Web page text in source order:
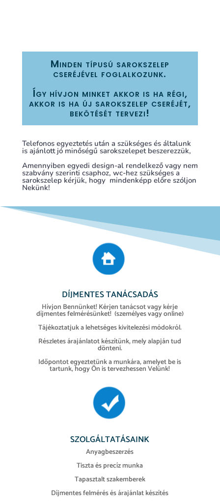
Minden típusú sarokszelep
cseréjével foglalkozunk.
Így hívjon minket akkor is ha régi,
akkor is ha új sarokszelep cseréjét,
bekötését tervezi!
Telefonos egyeztetés után a szükséges és általunk
is ajánlott jó minőségű sarokszelepet beszerezzük,
Amennyiben egyedi design-al rendelkező vagy nem
szabvány szerinti csaphoz, wc-hez szükséges a
sarokszelep kérjük, hogy mindenképp előre szóljon
Nekünk!
DÍJMENTES TANÁCSADÁS
Hívjon Bennünket! Kérjen tanácsot vagy kérje
díjmentes felmérésünket! (személyes vagy online)
Tájékoztatjuk a lehetséges kivitelezési módokról.
Részletes árajánlatot készítünk, mely alapján tud
dönteni.
Időpontot egyeztetünk a munkára, amelyet be is
tartunk, hogy Ön is tervezhessen Velünk!
SZOLGÁLTATÁSAINK
Anyagbeszerzés
Tiszta és precíz munka
Tapasztalt szakemberek
Díjmentes felmérés és árajánlat készítés